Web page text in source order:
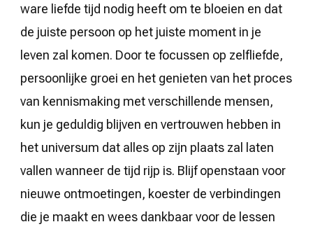
ware liefde tijd nodig heeft om te bloeien en dat
de juiste persoon op het juiste moment in je
leven zal komen. Door te focussen op zelfliefde,
persoonlijke groei en het genieten van het proces
van kennismaking met verschillende mensen,
kun je geduldig blijven en vertrouwen hebben in
het universum dat alles op zijn plaats zal laten
vallen wanneer de tijd rijp is. Blijf openstaan voor
nieuwe ontmoetingen, koester de verbindingen
die je maakt en wees dankbaar voor de lessen